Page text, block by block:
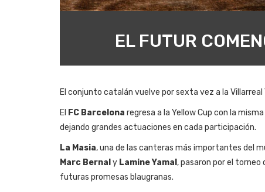
EL FUTUR
El conjunto catalán vuelve por sexta vez a la Villarreal
El FC Barcelona regresa a la Yellow Cup con la
dejando grandes actuaciones en cada participación.
La Masia, una de las canteras más importantes del
Marc Bernal y Lamine Yamal , pasaron por el
futuras promesas blaugranas.